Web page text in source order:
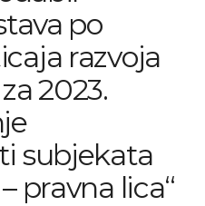
po
razvoja
2023.
subjekata
pravna lica“